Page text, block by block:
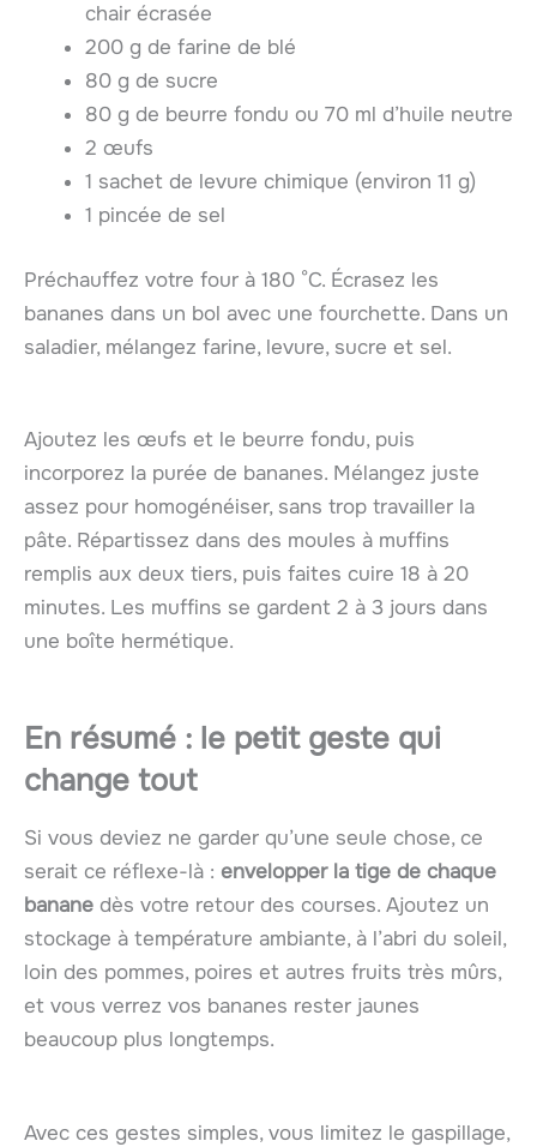
chair écrasée
200 g de farine de blé
80 g de sucre
80 g de beurre fondu ou 70 ml d’huile neutre
2 œufs
1 sachet de levure chimique (environ 11 g)
1 pincée de sel
Préchauffez votre four à 180 °C. Écrasez les
bananes dans un bol avec une fourchette. Dans un
saladier, mélangez farine, levure, sucre et sel.
Ajoutez les œufs et le beurre fondu, puis
incorporez la purée de bananes. Mélangez juste
assez pour homogénéiser, sans trop travailler la
pâte. Répartissez dans des moules à muffins
remplis aux deux tiers, puis faites cuire 18 à 20
minutes. Les muffins se gardent 2 à 3 jours dans
une boîte hermétique.
En résumé : le petit geste qui
change tout
Si vous deviez ne garder qu’une seule chose, ce
serait ce réflexe-là : envelopper la tige de chaque
banane dès votre retour des courses. Ajoutez un
stockage à température ambiante, à l’abri du soleil,
loin des pommes, poires et autres fruits très mûrs,
et vous verrez vos bananes rester jaunes
beaucoup plus longtemps.
Avec ces gestes simples, vous limitez le gaspillage,